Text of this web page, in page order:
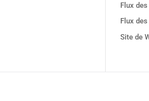
Flux
Flux
Site de